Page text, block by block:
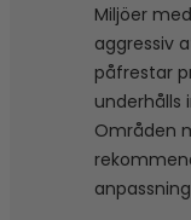
Miljöer
aggressiv
påfrestar
underhålls
Områden